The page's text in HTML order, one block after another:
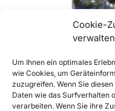
Cookie-
verwalten
Um Ihnen ein optimales
wie Cookies, um
zuzugreifen. Wenn Sie
Daten wie das Surfverhalten
verarbeiten. Wenn Sie ihre
356 Zylinderkopf –
€89,90